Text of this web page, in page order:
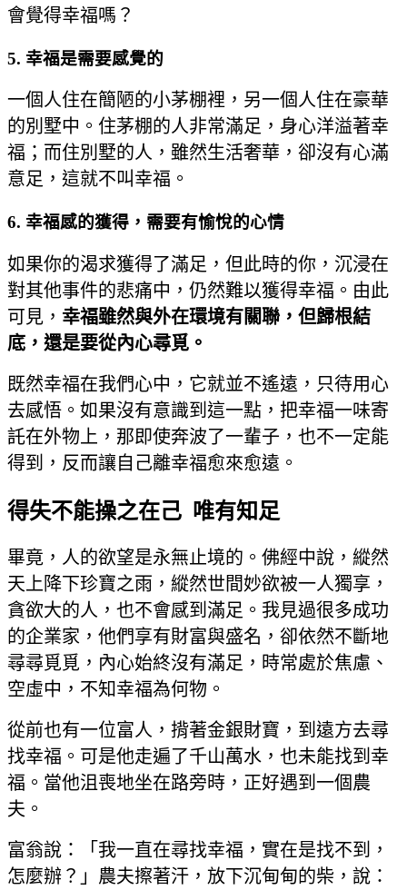
會覺得幸福嗎？
5. 幸福是需要感覺的
一個人住在簡陋的小茅棚裡，另一個人住在豪華
的別墅中。住茅棚的人非常滿足，身心洋溢著幸
福；而住別墅的人，雖然生活奢華，卻沒有心滿
意足，這就不叫幸福。
6. 幸福感的獲得，需要有愉悅的心情
如果你的渴求獲得了滿足，但此時的你，沉浸在
對其他事件的悲痛中，仍然難以獲得幸福。由此
可見， 幸福雖然與外在環境有關聯，但歸根結
底，還是要從內心尋覓。
既然幸福在我們心中，它就並不遙遠，只待用心
去感悟。如果沒有意識到這一點，把幸福一味寄
託在外物上，那即使奔波了一輩子，也不一定能
得到，反而讓自己離幸福愈來愈遠。
得失不能操之在己 唯有知足
畢竟，人的欲望是永無止境的。佛經中說，縱然
天上降下珍寶之雨，縱然世間妙欲被一人獨享，
貪欲大的人，也不會感到滿足。我見過很多成功
的企業家，他們享有財富與盛名，卻依然不斷地
尋尋覓覓，內心始終沒有滿足，時常處於焦慮、
空虛中，不知幸福為何物。
從前也有一位富人，揹著金銀財寶，到遠方去尋
找幸福。可是他走遍了千山萬水，也未能找到幸
福。當他沮喪地坐在路旁時，正好遇到一個農
夫。
富翁說：「我一直在尋找幸福，實在是找不到，
怎麼辦？」農夫擦著汗，放下沉甸甸的柴，說：